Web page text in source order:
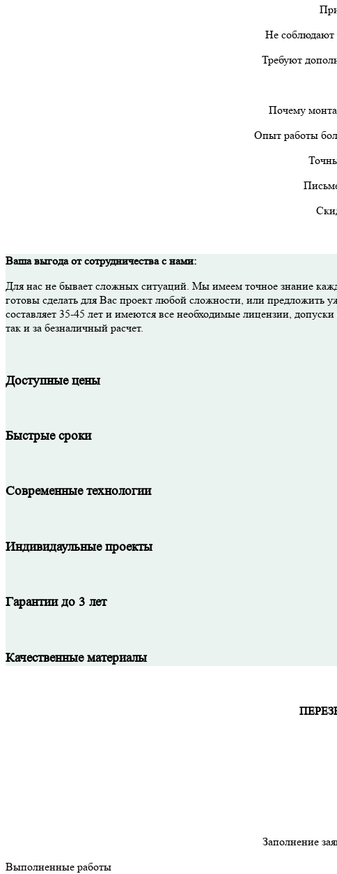
Не соблюдают
Требуют
Почему
Опыт работы
Ваша выгода от сотрудничества с нами:
Для нас не бывает сложных ситуаций. Мы имеем точное знание
готовы сделать для Вас проект любой сложности, или предложить
составляет 35-45 лет и имеются все необходимые лицензии,
так и за безналичный расчет.
Доступные цены
Быстрые сроки
Современные технологии
Индивидаульные проекты
Гарантии до 3 лет
Качественные материалы
Заполнение
Выполненные работы